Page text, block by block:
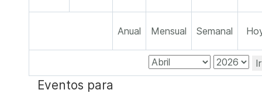
Anual Mensual Semanal
Eventos para